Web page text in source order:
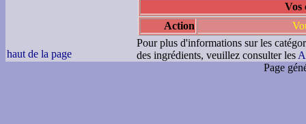
Vos
Action
haut de la page
Pour plus d'informations sur les
des ingrédients, veuillez consulter les
Page